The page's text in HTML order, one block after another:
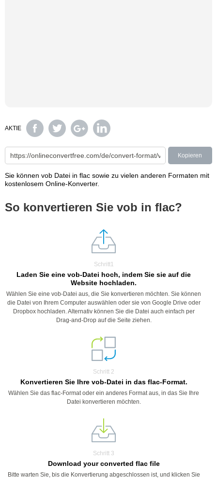
AKTIE
Kopieren
Sie können vob Datei in flac sowie zu vielen anderen Formaten mit
kostenlosem Online-Konverter.
So konvertieren Sie vob in flac?
Schritt1
Laden Sie eine vob-Datei hoch, indem Sie sie auf die
Website hochladen.
Wählen Sie eine vob-Datei aus, die Sie konvertieren möchten. Sie können
die Datei von Ihrem Computer auswählen oder sie von Google Drive oder
Dropbox hochladen. Alternativ können Sie die Datei auch einfach per
Drag-and-Drop auf die Seite ziehen.
Schritt 2
Konvertieren Sie Ihre vob-Datei in das flac-Format.
Wählen Sie das flac-Format oder ein anderes Format aus, in das Sie Ihre
Datei konvertieren möchten.
Schritt 3
Download your converted flac file
Bitte warten Sie, bis die Konvertierung abgeschlossen ist, und klicken Sie